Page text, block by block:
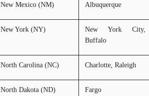
New Mexico (NM) Albuquerque
New York (NY)
New York City,
Buffalo
North Carolina (NC) Charlotte, Raleigh
North Dakota (ND) Fargo